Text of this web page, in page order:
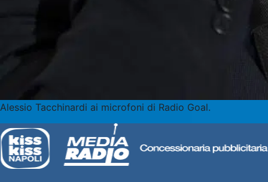
Alessio Tacchinardi ai microfoni di Radio Goal.